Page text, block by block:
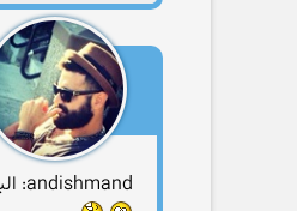
andishmand: البته میتونستم بگم هیولا